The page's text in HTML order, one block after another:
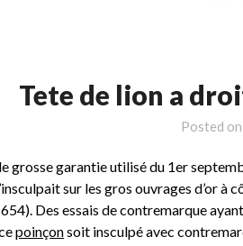
Tete de lion a
Posted on
grosse garantie utilisé du 1er
sur les gros ouvrages d’or à
Des essais de contremarque
poinçonsoit insculpé avec